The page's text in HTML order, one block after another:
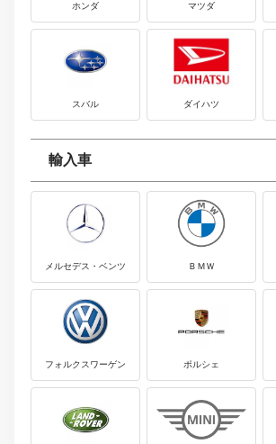
ホンダ マツダ
スバル ダイハツ
輸入車
メルセデス・ベンツ ＢＭＷ
フォルクスワーゲン ポルシェ